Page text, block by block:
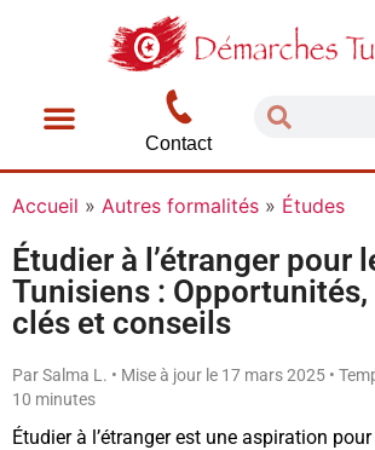
Contact
Accueil » Autres formalités » Études
Étudier à l’étranger pour
Tunisiens : Opportunités,
clés et conseils
Par Salma L. • Mise à jour le 17 mars 2025 •
10 minutes
Étudier à l’étranger est une aspiration